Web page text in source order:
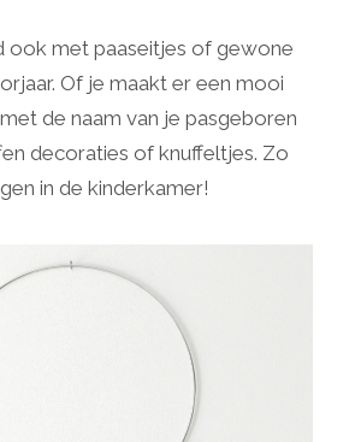
ook met paaseitjes of gewone
Of je maakt er een mooi
de naam van je pasgeboren
decoraties of knuffeltjes. Zo
in de kinderkamer!